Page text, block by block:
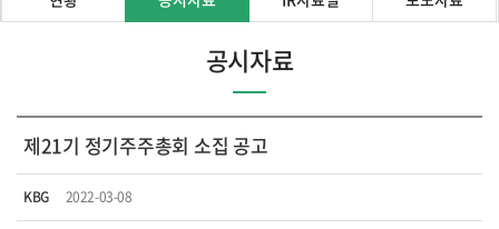
공시자료
제21기 정기주주총회 소집 공고
KBG 2022-03-08